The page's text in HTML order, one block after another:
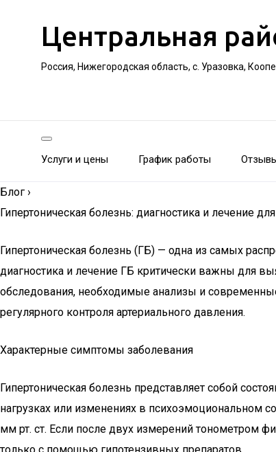
Центральная
Россия, Нижегородская область, с. Уразовка,
Услуги и цены График работы
Блог ›
Гипертоническая болезнь: диагностика и лечение
Гипертоническая болезнь (ГБ) — одна из самых
диагностика и лечение ГБ критически важны для
обследования, необходимые анализы и
регулярного контроля артериального давления.
Характерные симптомы заболевания
Гипертоническая болезнь представляет собой
нагрузках или изменениях в
мм рт. ст. Если после двух измерений тонометром